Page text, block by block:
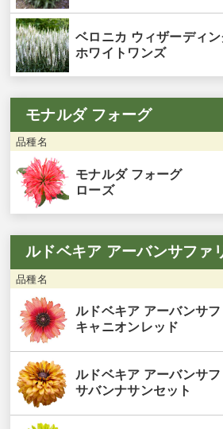
ベロニカ ウィザーディ
ホワイトワンズ
モナルダ フォーグ
品種名
モナルダ フォーグ
ローズ
ルドベキア アーバンサファ
品種名
ルドベキア アーバンサフ
キャニオンレッド
ルドベキア アーバンサフ
サバンナサンセット